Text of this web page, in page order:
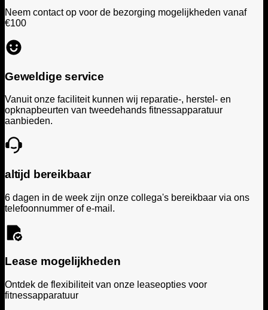
Neem contact op voor de bezorging mogelijkheden vanaf
€100
Geweldige service
Vanuit onze faciliteit kunnen wij reparatie-, herstel- en
opknapbeurten van tweedehands fitnessapparatuur
aanbieden.
altijd bereikbaar
6 dagen in de week zijn onze collega's bereikbaar via ons
telefoonnummer of e-mail.
Lease mogelijkheden
Ontdek de flexibiliteit van onze leaseopties voor
fitnessapparatuur